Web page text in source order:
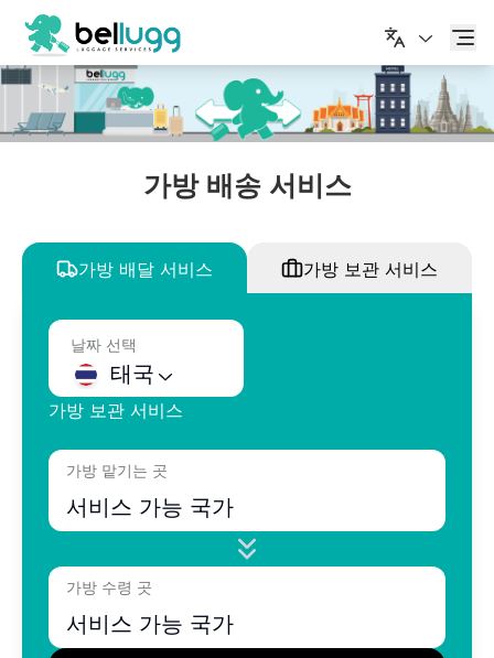
한국어
가방 배송 서비스
가방 배달 서비스 가방 보관 서비스
날짜 선택
태국
가방 보관 서비스
가방 맡기는 곳
서비스 가능 국가
가방 수령 곳
서비스 가능 국가